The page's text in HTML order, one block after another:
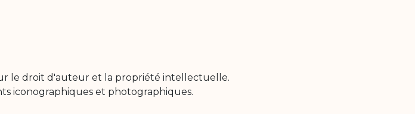
le droit d'auteur et la propriété intellectuelle.
iconographiques et photographiques.